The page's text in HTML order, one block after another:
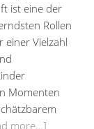
ist eine der
Rollen
einer Vielzahl
Momenten
more…]